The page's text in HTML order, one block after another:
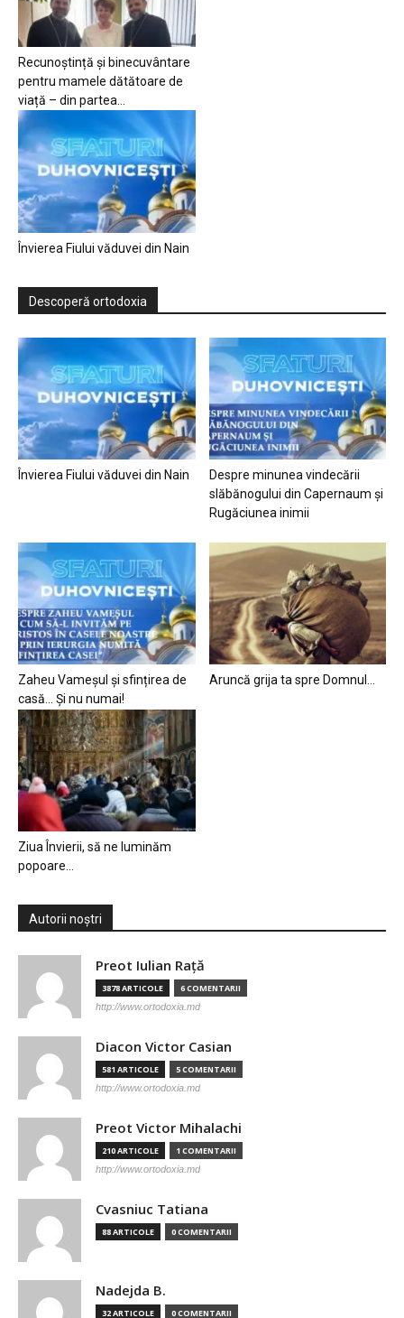
Recunoștință și binecuvântare
pentru mamele dătătoare de
viață – din partea...
Învierea Fiului văduvei din Nain
Descoperă ortodoxia
Învierea Fiului văduvei din Nain
Despre minunea vindecării
slăbănogului din Capernaum și
Rugăciunea inimii
Zaheu Vameșul și sfințirea de
casă… Și nu numai!
Aruncă grija ta spre Domnul…
Ziua Învierii, să ne luminăm
popoare…
Autorii noștri
Preot Iulian Raţă
3878 ARTICOLE 6 COMENTARII
http://www.ortodoxia.md
Diacon Victor Casian
581 ARTICOLE 5 COMENTARII
http://www.ortodoxia.md
Preot Victor Mihalachi
210 ARTICOLE 1 COMENTARII
http://www.ortodoxia.md
Cvasniuc Tatiana
88 ARTICOLE 0 COMENTARII
Nadejda B.
32 ARTICOLE 0 COMENTARII